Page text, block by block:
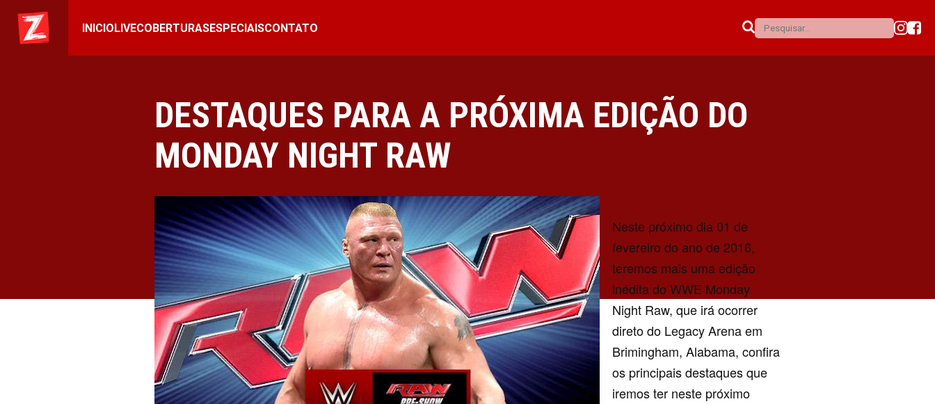
INICIOLIVECOBERTURASESPECIAISCONTATO
DESTAQUES PARA A PRÓXIMA EDIÇÃO DO
MONDAY NIGHT RAW
Neste próximo dia 01 de
fevereiro do ano de 2016,
teremos mais uma edição
inédita do WWE Monday
Night Raw, que irá ocorrer
direto do Legacy Arena em
Brimingham, Alabama, confira
os principais destaques que
iremos ter neste próximo